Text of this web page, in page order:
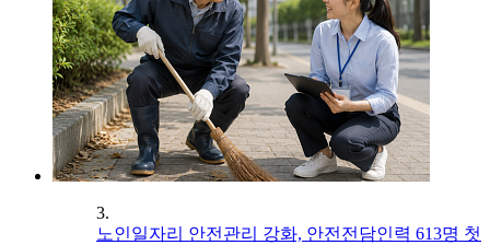
3.
노인일자리 안전관리 강화, 안전전담인력 613명 첫